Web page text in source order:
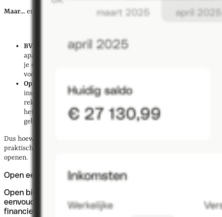
Maar... er zijn belangrijke uitzonderingen en aandachtspunten:
BV en stichting: Bij een BV ben je wettelijk verplicht om een
aparte administratie te voeren. In de praktijk betekent dit dat
je een
voor een stichting die inkomsten of uitgaven verwerkt.
Opgaaf rekeningnummer ondernemers (ORO)
inschrijft bij de Belastingdienst, wordt er gevraagd om een
rekeningnummer. Hoewel dit een privérekening mag zijn, is
het sterk aan te raden hier een zakelijke rekening voor te
gebruiken.
Dus hoewel je als
praktisch gezien wél verstandig om een aparte zakelijke rekening te
openen.
Open een zakelijke rekening
Open binnen enkele minuten een zakelijke rekening – snel,
eenvoudig en 100% online. Start vandaag nog met slim
financieel beheer.